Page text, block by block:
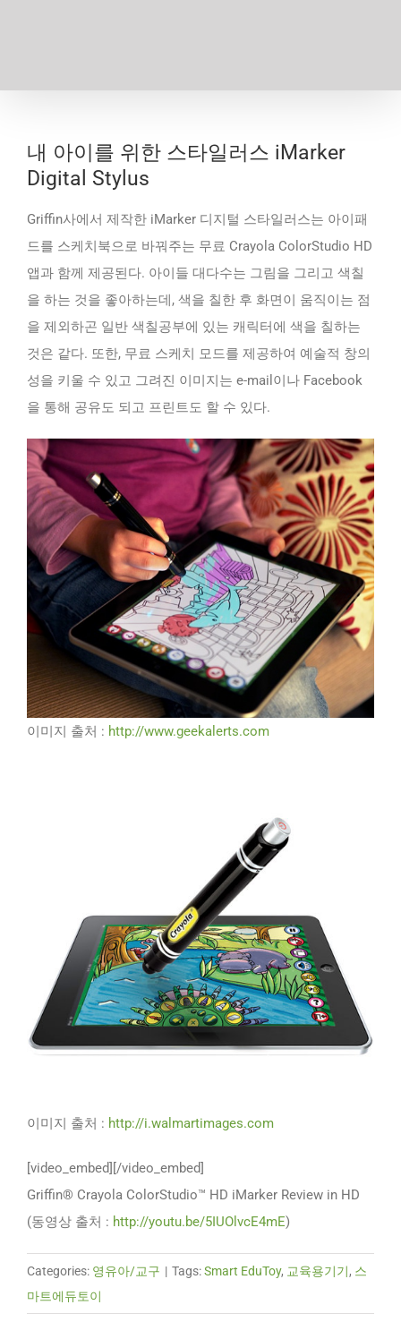
내 아이를 위한 스타일러스 iMarker
Digital Stylus
Griffin사에서 제작한 iMarker 디지털 스타일러스는 아이패
드를 스케치북으로 바꿔주는 무료 Crayola ColorStudio HD
앱과 함께 제공된다. 아이들 대다수는 그림을 그리고 색칠
을 하는 것을 좋아하는데, 색을 칠한 후 화면이 움직이는 점
을 제외하곤 일반 색칠공부에 있는 캐릭터에 색을 칠하는
것은 같다. 또한, 무료 스케치 모드를 제공하여 예술적 창의
성을 키울 수 있고 그려진 이미지는 e-mail이나 Facebook
을 통해 공유도 되고 프린트도 할 수 있다.
이미지 출처 : http://www.geekalerts.com
이미지 출처 : http://i.walmartimages.com
[video_embed][/video_embed]
Griffin® Crayola ColorStudio™ HD iMarker Review in HD
(동영상 출처 : http://youtu.be/5IUOlvcE4mE)
Categories: 영유아/교구 | Tags:Smart EduToy, 교육용기기, 스
마트에듀토이